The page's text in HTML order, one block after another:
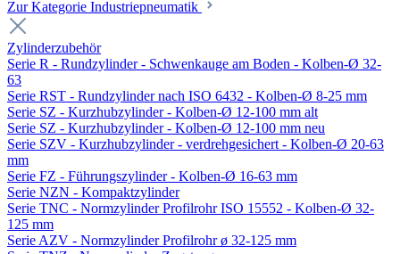
Zur Kategorie Industriepneumatik
Zylinderzubehör
Serie R - Rundzylinder - Schwenkauge am Boden - Kolben-Ø 32-
63
Serie RST - Rundzylinder nach ISO 6432 - Kolben-Ø 8-25 mm
Serie SZ - Kurzhubzylinder - Kolben-Ø 12-100 mm alt
Serie SZ - Kurzhubzylinder - Kolben-Ø 12-100 mm neu
Serie SZV - Kurzhubzylinder - verdrehgesichert - Kolben-Ø 20-63
mm
Serie FZ - Führungszylinder - Kolben-Ø 16-63 mm
Serie NZN - Kompaktzylinder
Serie TNC - Normzylinder Profilrohr ISO 15552 - Kolben-Ø 32-
125 mm
Serie AZV - Normzylinder Profilrohr ø 32-125 mm